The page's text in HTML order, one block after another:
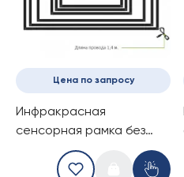
Цена по запросу
Инфракрасная
сенсорная рамка без
стекла, 32-дюймов (6
касаний) (16-9)